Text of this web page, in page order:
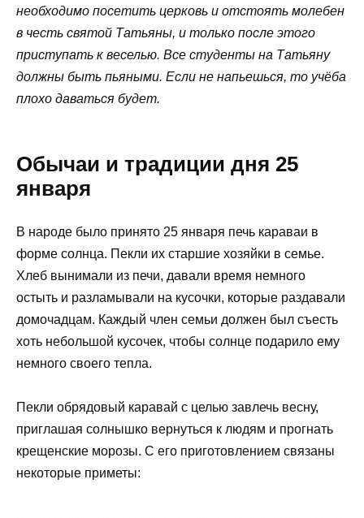
необходимо посетить церковь и отстоять молебен
в честь святой Татьяны, и только после этого
приступать к веселью. Все студенты на Татьяну
должны быть пьяными. Если не напьешься, то учёба
плохо даваться будет.
Обычаи и традиции дня 25
января
В народе было принято 25 января печь караваи в
форме солнца. Пекли их старшие хозяйки в семье.
Хлеб вынимали из печи, давали время немного
остыть и разламывали на кусочки, которые раздавали
домочадцам. Каждый член семьи должен был съесть
хоть небольшой кусочек, чтобы солнце подарило ему
немного своего тепла.
Пекли обрядовый каравай с целью завлечь весну,
приглашая солнышко вернуться к людям и прогнать
крещенские морозы. С его приготовлением связаны
некоторые приметы: